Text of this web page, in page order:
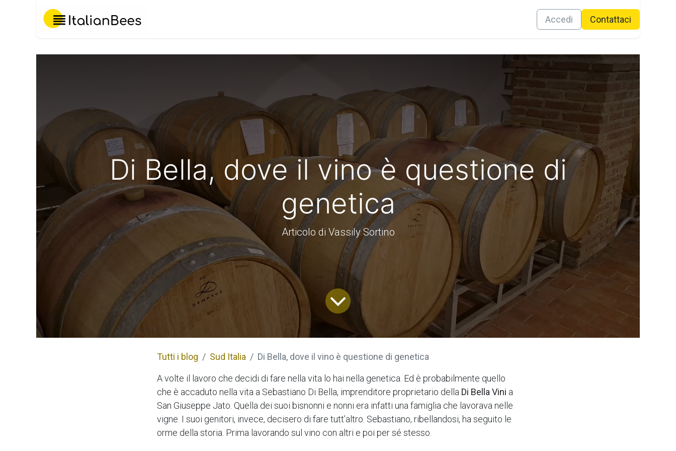
Accedi Conta​ttaci
Di Bella, dove il vino è questione di
genetica
Articolo di Vassily Sortino
Tutti i blog Sud Italia Di Bella, dove il vino è questione di genetica
A volte il lavoro che decidi di fare nella vita lo hai nella genetica. Ed è probabilmente quello
che è accaduto nella vita a Sebastiano Di Bella, imprenditore proprietario della Di Bella Vini a
San Giuseppe Jato. Quella dei suoi bisnonni e nonni era infatti una famiglia che lavorava nelle
vigne. I suoi genitori, invece, decisero di fare tutt’altro. Sebastiano, ribellandosi, ha seguito le
orme della storia. Prima lavorando sul vino con altri e poi per sé stesso.